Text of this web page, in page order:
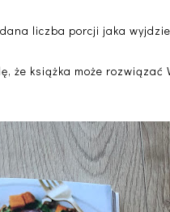
liczba porcji jaka
że książka może rozwiązać